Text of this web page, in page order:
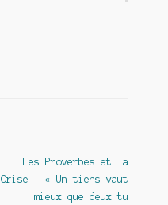
Article
suivant :
Les Proverbes et la
Crise : « Un tiens vaut
mieux que deux tu